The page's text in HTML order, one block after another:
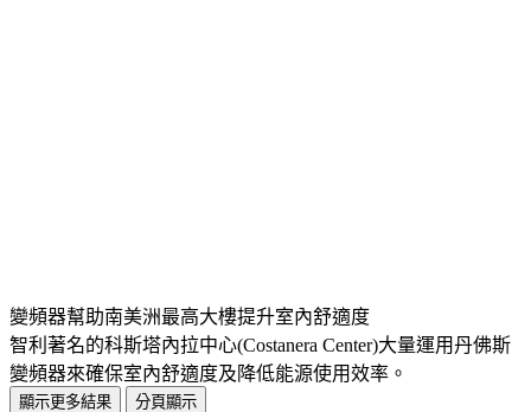
變頻器幫助南美洲最高大樓提升室內舒適度
智利著名的科斯塔內拉中心(Costanera Center)大量運用丹佛斯
變頻器來確保室內舒適度及降低能源使用效率。
顯示更多結果 分頁顯示